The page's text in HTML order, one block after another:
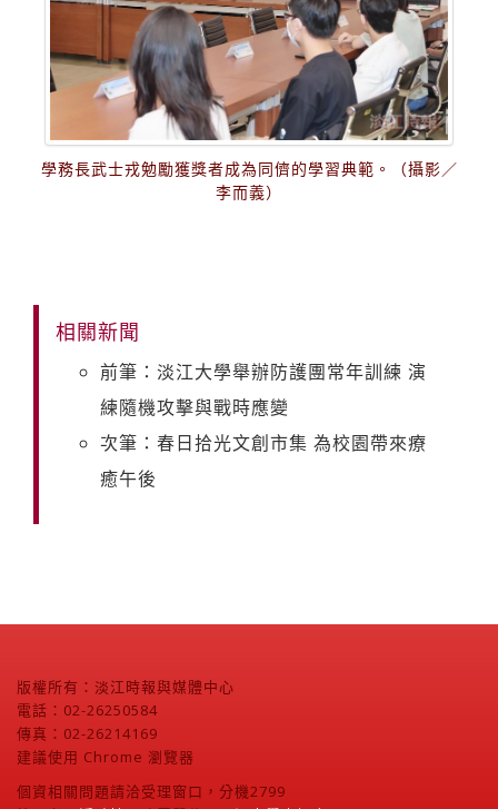
學務長武士戎勉勵獲獎者成為同儕的學習典範。（攝影／
李而義）
相關新聞
前筆：淡江大學舉辦防護團常年訓練 演
練隨機攻擊與戰時應變
次筆：春日拾光文創市集 為校園帶來療
癒午後
版權所有：淡江時報與媒體中心
電話：02-26250584
傳真：02-26214169
建議使用 Chrome 瀏覽器
個資相關問題請洽受理窗口，分機2799